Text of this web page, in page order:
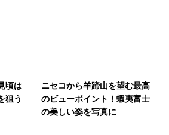
頃は
狙う
ニセコから羊蹄山を望む最高
のビューポイント！蝦夷富士
の美しい姿を写真に